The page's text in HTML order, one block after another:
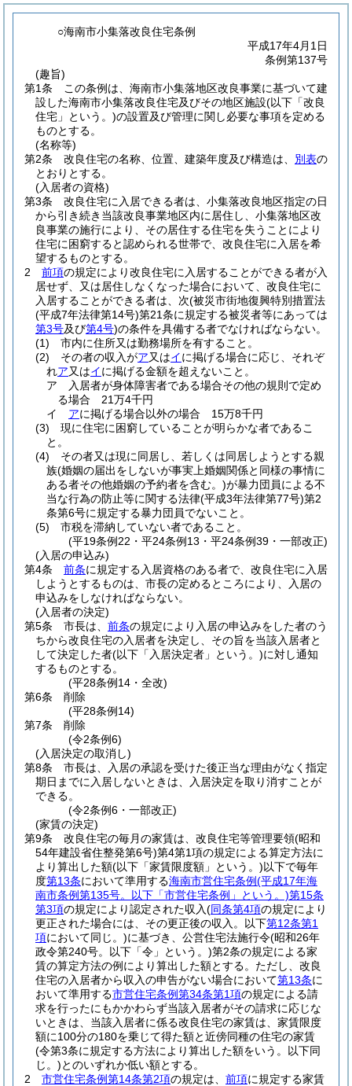
○海南市小集落改良住宅条例
平成17年4月1日
条例第137号
(趣旨)
第1条
この条例は、海南市小集落地区改良事業に基づいて建
設した海南市小集落改良住宅及びその地区施設(以下「改良
住宅」という。)の設置及び管理に関し必要な事項を定める
ものとする。
(名称等)
第2条
改良住宅の名称、位置、建築年度及び構造は、 別表の
とおりとする。
(入居者の資格)
第3条
改良住宅に入居できる者は、小集落改良地区指定の日
から引き続き当該改良事業地区内に居住し、小集落地区改
良事業の施行により、その居住する住宅を失うことにより
住宅に困窮すると認められる世帯で、改良住宅に入居を希
望するものとする。
2
前項の規定により改良住宅に入居することができる者が入
居せず、又は居住しなくなった場合において、改良住宅に
入居することができる者は、次(被災市街地復興特別措置法
(平成7年法律第14号)第21条に規定する被災者等にあっては
第3号及び第4号)の条件を具備する者でなければならない。
(1)
市内に住所又は勤務場所を有すること。
(2)
その者の収入がア又はイに掲げる場合に応じ、それぞ
れア又はイに掲げる金額を超えないこと。
ア
入居者が身体障害者である場合その他の規則で定め
る場合 21万4千円
イ
アに掲げる場合以外の場合 15万8千円
(3)
現に住宅に困窮していることが明らかな者であるこ
と。
(4)
その者又は現に同居し、若しくは同居しようとする親
族(婚姻の届出をしないが事実上婚姻関係と同様の事情に
ある者その他婚姻の予約者を含む。)が暴力団員による不
当な行為の防止等に関する法律(平成3年法律第77号)第2
条第6号に規定する暴力団員でないこと。
(5)
市税を滞納していない者であること。
(平19条例22・平24条例13・平24条例39・一部改正)
(入居の申込み)
第4条
前条に規定する入居資格のある者で、改良住宅に入居
しようとするものは、市長の定めるところにより、入居の
申込みをしなければならない。
(入居者の決定)
第5条
市長は、 前条の規定により入居の申込みをした者のう
ちから改良住宅の入居者を決定し、その旨を当該入居者と
して決定した者(以下「入居決定者」という。)に対し通知
するものとする。
(平28条例14・全改)
第6条
削除
(平28条例14)
第7条
削除
(令2条例6)
(入居決定の取消し)
第8条
市長は、入居の承認を受けた後正当な理由がなく指定
期日までに入居しないときは、入居決定を取り消すことが
できる。
(令2条例6・一部改正)
(家賃の決定)
第9条
改良住宅の毎月の家賃は、改良住宅等管理要領(昭和
54年建設省住整発第6号)第4第1項の規定による算定方法に
より算出した額(以下「家賃限度額」という。)以下で毎年
度第13条において準用する海南市営住宅条例(平成17年海
南市条例第135号。以下「市営住宅条例」という。)第15条
第3項の規定により認定された収入(同条第4項の規定により
更正された場合には、その更正後の収入。以下第12条第1
項において同じ。)に基づき、公営住宅法施行令(昭和26年
政令第240号。以下「令」という。)第2条の規定による家
賃の算定方法の例により算出した額とする。 ただし、改良
住宅の入居者から収入の申告がない場合において第13条に
おいて準用する市営住宅条例第34条第1項の規定による請
求を行ったにもかかわらず当該入居者がその請求に応じな
いときは、当該入居者に係る改良住宅の家賃は、家賃限度
額に100分の180を乗じて得た額と近傍同種の住宅の家賃
(令第3条に規定する方法により算出した額をいう。以下同
じ。)とのいずれか低い額とする。
2
市営住宅条例第14条第2項の規定は、 前項に規定する家賃